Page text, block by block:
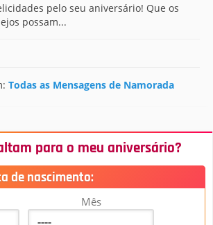
pelo seu aniversário! Que os
possam...
Todas as Mensagens de Namorada
para o meu aniversário?
de nascimento:
Mês